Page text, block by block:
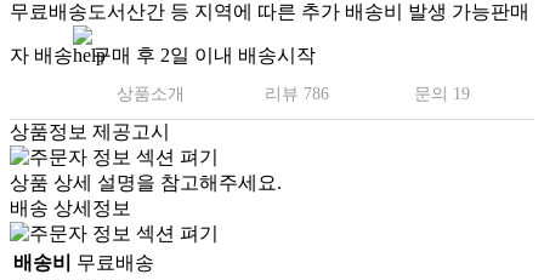
무료배송도서산간 등 지역에 따른 추가 배송비 발생 가능판매
자 배송 구매 후 2일 이내 배송시작
상품소개 리뷰 786 문의 19
상품정보 제공고시
상품 상세 설명을 참고해주세요.
배송 상세정보
배송비
무료배송